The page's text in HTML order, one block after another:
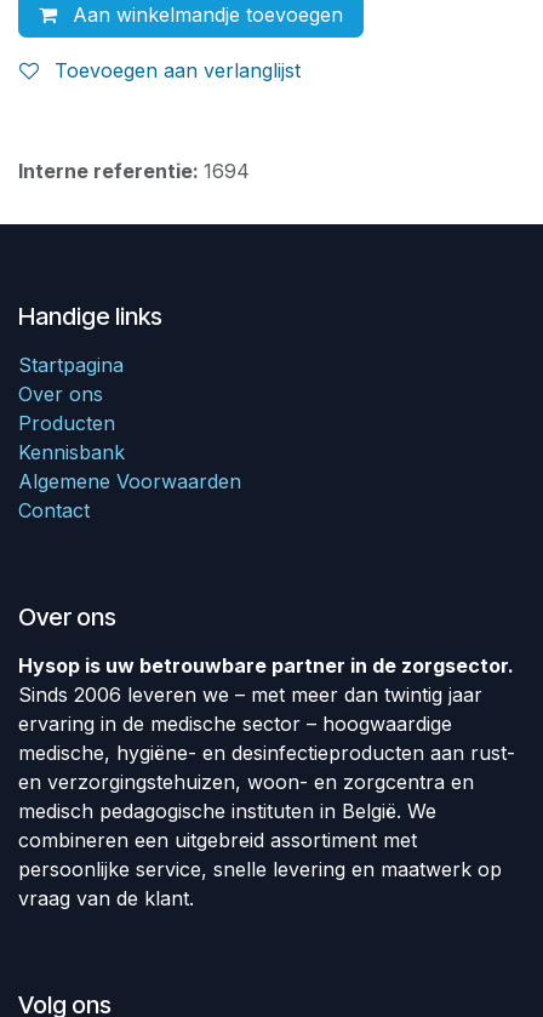
Aan winkelmandje toevoegen
Toevoegen aan verlanglijst
Interne referentie: 1694
Handige links
Startpagina
Over ons
Producten
Kennisbank
Algemene Voorwaarden
Contact
Over ons
Hysop is uw betrouwbare partner in de zorgsector.
Sinds 2006 leveren we – met meer dan twintig jaar
ervaring in de medische sector – hoogwaardige
medische, hygiëne- en desinfectieproducten aan rust-
en verzorgingstehuizen, woon- en zorgcentra en
medisch pedagogische instituten in België. We
combineren een uitgebreid assortiment met
persoonlijke service, snelle levering en maatwerk op
vraag van de klant.
Volg ons